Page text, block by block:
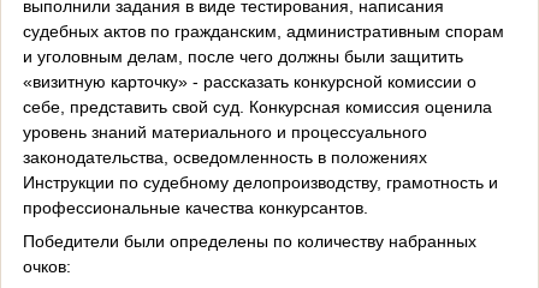
выполнили задания в виде тестирования, написания
судебных актов по гражданским, административным спорам
и уголовным делам, после чего должны были защитить
«визитную карточку» - рассказать конкурсной комиссии о
себе, представить свой суд. Конкурсная комиссия оценила
уровень знаний материального и процессуального
законодательства, осведомленность в положениях
Инструкции по судебному делопроизводству, грамотность и
профессиональные качества конкурсантов.
Победители были определены по количеству набранных
очков: